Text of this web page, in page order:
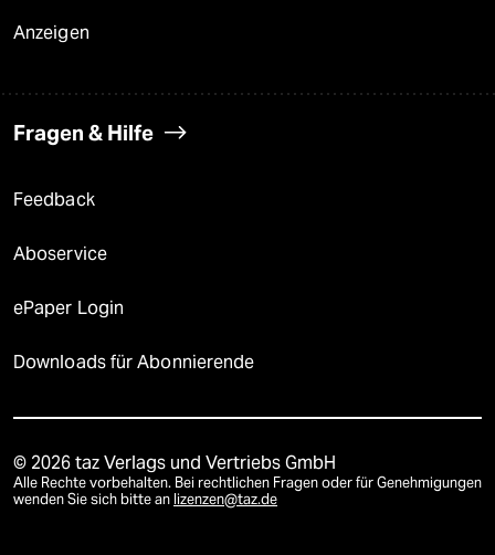
Anzeigen
Fragen & Hilfe
Feedback
Aboservice
ePaper Login
Downloads für Abonnierende
© 2026 taz Verlags und Vertriebs GmbH
Alle Rechte vorbehalten. Bei rechtlichen Fragen oder für Genehmigungen
wenden Sie sich bitte an lizenzen@taz.de